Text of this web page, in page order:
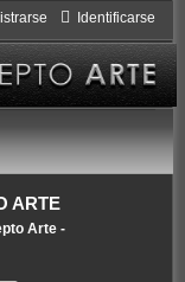
Identificarse
ARTE
Arte -